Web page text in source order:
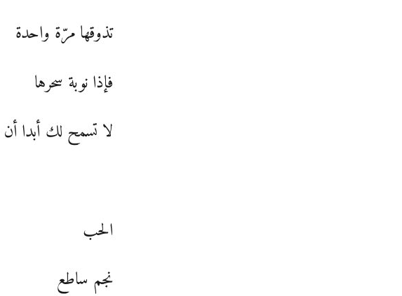
تذوقها مرّة واحدة
فإذا نوبة سحرها
لا تسمح لك أبدا
الحب
نجم ساطع